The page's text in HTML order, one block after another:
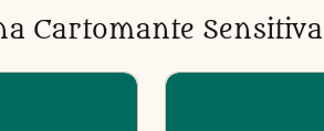
Cartomante Sensitiva